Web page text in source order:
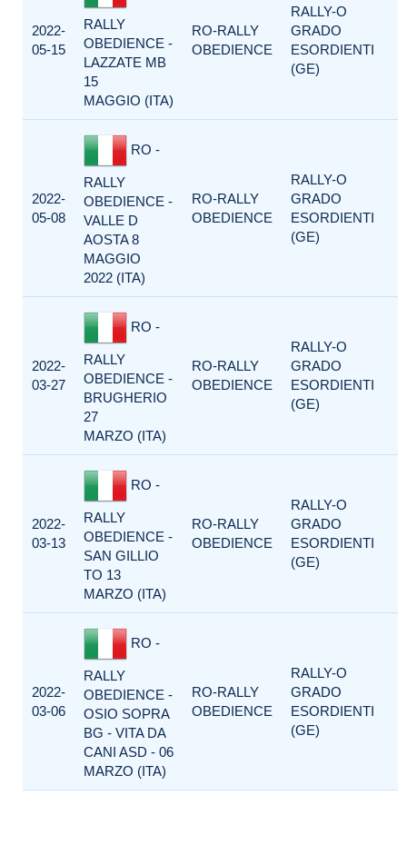
2022-
05-15
RALLY
OBEDIENCE -
LAZZATE MB
15
MAGGIO (ITA)
RO-RALLY
OBEDIENCE
RALLY-O
GRADO
ESORDIENTI
(GE)
2022-
05-08
RO -
RALLY
OBEDIENCE -
VALLE D
AOSTA 8
MAGGIO
2022 (ITA)
RO-RALLY
OBEDIENCE
RALLY-O
GRADO
ESORDIENTI
(GE)
2022-
03-27
RO -
RALLY
OBEDIENCE -
BRUGHERIO
27
MARZO (ITA)
RO-RALLY
OBEDIENCE
RALLY-O
GRADO
ESORDIENTI
(GE)
2022-
03-13
RO -
RALLY
OBEDIENCE -
SAN GILLIO
TO 13
MARZO (ITA)
RO-RALLY
OBEDIENCE
RALLY-O
GRADO
ESORDIENTI
(GE)
2022-
03-06
RO -
RALLY
OBEDIENCE -
OSIO SOPRA
BG - VITA DA
CANI ASD - 06
MARZO (ITA)
RO-RALLY
OBEDIENCE
RALLY-O
GRADO
ESORDIENTI
(GE)